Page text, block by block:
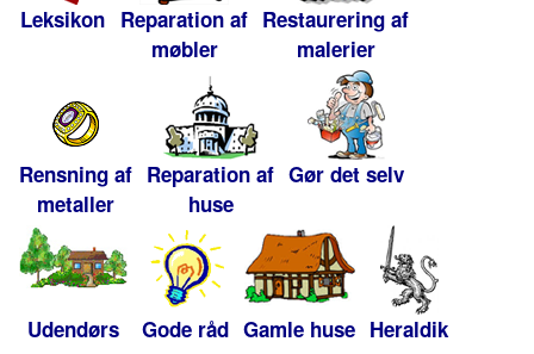
Leksikon Reparation af
møbler
Restaurering af
malerier
Rensning af
metaller
Reparation af
huse
Gør det selv
Udendørs Gode råd Gamle huse Heraldik